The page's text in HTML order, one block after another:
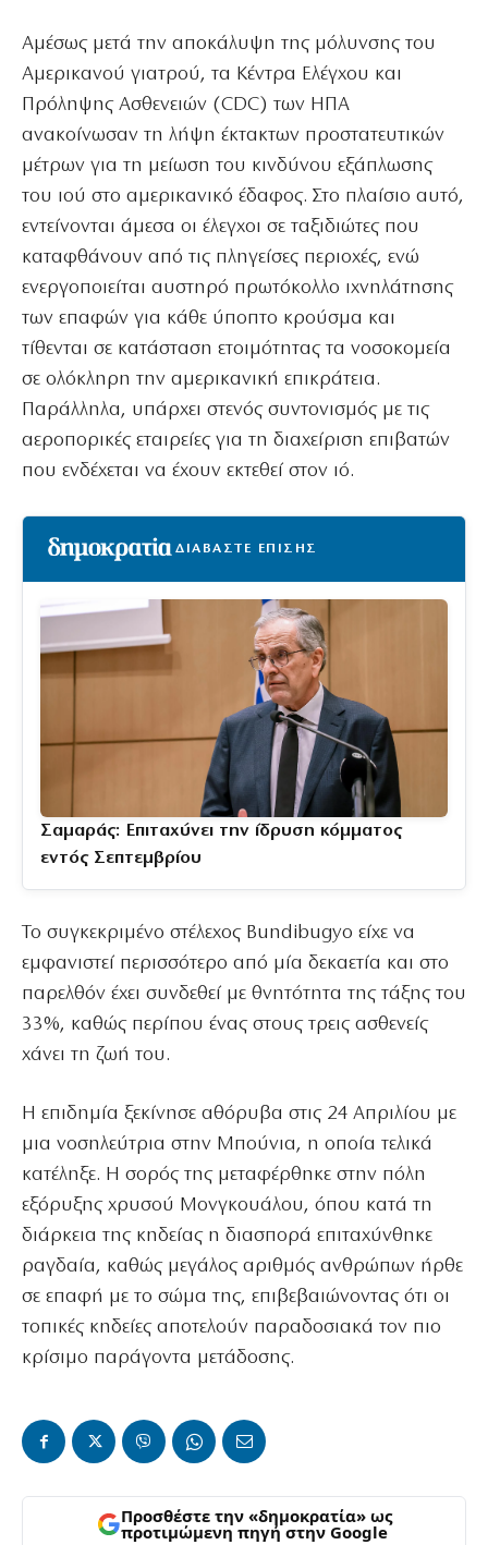
Αμέσως μετά την αποκάλυψη της μόλυνσης του
Αμερικανού γιατρού, τα Κέντρα Ελέγχου και
Πρόληψης Ασθενειών (CDC) των ΗΠΑ
ανακοίνωσαν τη λήψη έκτακτων προστατευτικών
μέτρων για τη μείωση του κινδύνου εξάπλωσης
του ιού στο αμερικανικό έδαφος. Στο πλαίσιο αυτό,
εντείνονται άμεσα οι έλεγχοι σε ταξιδιώτες που
καταφθάνουν από τις πληγείσες περιοχές, ενώ
ενεργοποιείται αυστηρό πρωτόκολλο ιχνηλάτησης
των επαφών για κάθε ύποπτο κρούσμα και
τίθενται σε κατάσταση ετοιμότητας τα νοσοκομεία
σε ολόκληρη την αμερικανική επικράτεια.
Παράλληλα, υπάρχει στενός συντονισμός με τις
αεροπορικές εταιρείες για τη διαχείριση επιβατών
που ενδέχεται να έχουν εκτεθεί στον ιό.
ΔΙΑΒΑΣΤΕ ΕΠΙΣΗΣ
Σαμαράς: Επιταχύνει την ίδρυση κόμματος
εντός Σεπτεμβρίου
Το συγκεκριμένο στέλεχος Bundibugyo είχε να
εμφανιστεί περισσότερο από μία δεκαετία και στο
παρελθόν έχει συνδεθεί με θνητότητα της τάξης του
33%, καθώς περίπου ένας στους τρεις ασθενείς
χάνει τη ζωή του.
Η επιδημία ξεκίνησε αθόρυβα στις 24 Απριλίου με
μια νοσηλεύτρια στην Μπούνια, η οποία τελικά
κατέληξε. Η σορός της μεταφέρθηκε στην πόλη
εξόρυξης χρυσού Μονγκουάλου, όπου κατά τη
διάρκεια της κηδείας η διασπορά επιταχύνθηκε
ραγδαία, καθώς μεγάλος αριθμός ανθρώπων ήρθε
σε επαφή με το σώμα της, επιβεβαιώνοντας ότι οι
τοπικές κηδείες αποτελούν παραδοσιακά τον πιο
κρίσιμο παράγοντα μετάδοσης.
Προσθέστε την «δημοκρατία» ως
προτιμώμενη πηγή στην Google